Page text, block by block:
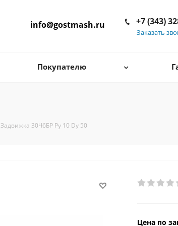
+7 (343)
Заказать
info@gostmash.ru
Покупателю
Задвижка 30Ч6БР Pу 10 Dу 50
Цена по